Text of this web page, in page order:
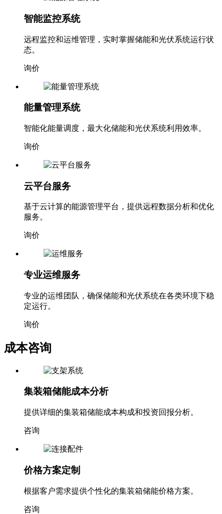
智能监控系统
远程监控和运维管理，实时掌握储能和光伏系统运行状
态。
询价
能量管理系统
智能化能量调度，最大化储能和光伏系统利用效率。
询价
云平台服务
基于云计算的能源管理平台，提供远程数据分析和优化
服务。
询价
专业运维服务
专业的运维团队，确保储能和光伏系统在各类环境下稳
定运行。
询价
成本咨询
集装箱储能成本分析
提供详细的集装箱储能成本构成和投资回报分析。
咨询
价格方案定制
根据客户需求提供个性化的集装箱储能价格方案。
咨询